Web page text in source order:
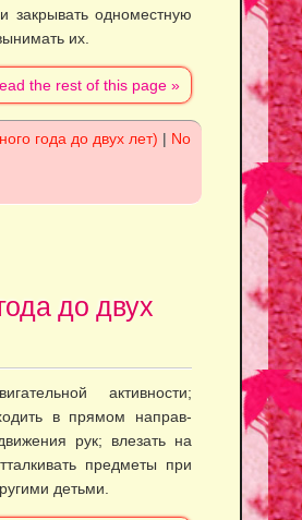
закрывать одноместную
их.
the rest of this page »
года до двух лет) | No
до двух
активности;
в прямом направ­
рук; влезать на
предметы при
детьми.